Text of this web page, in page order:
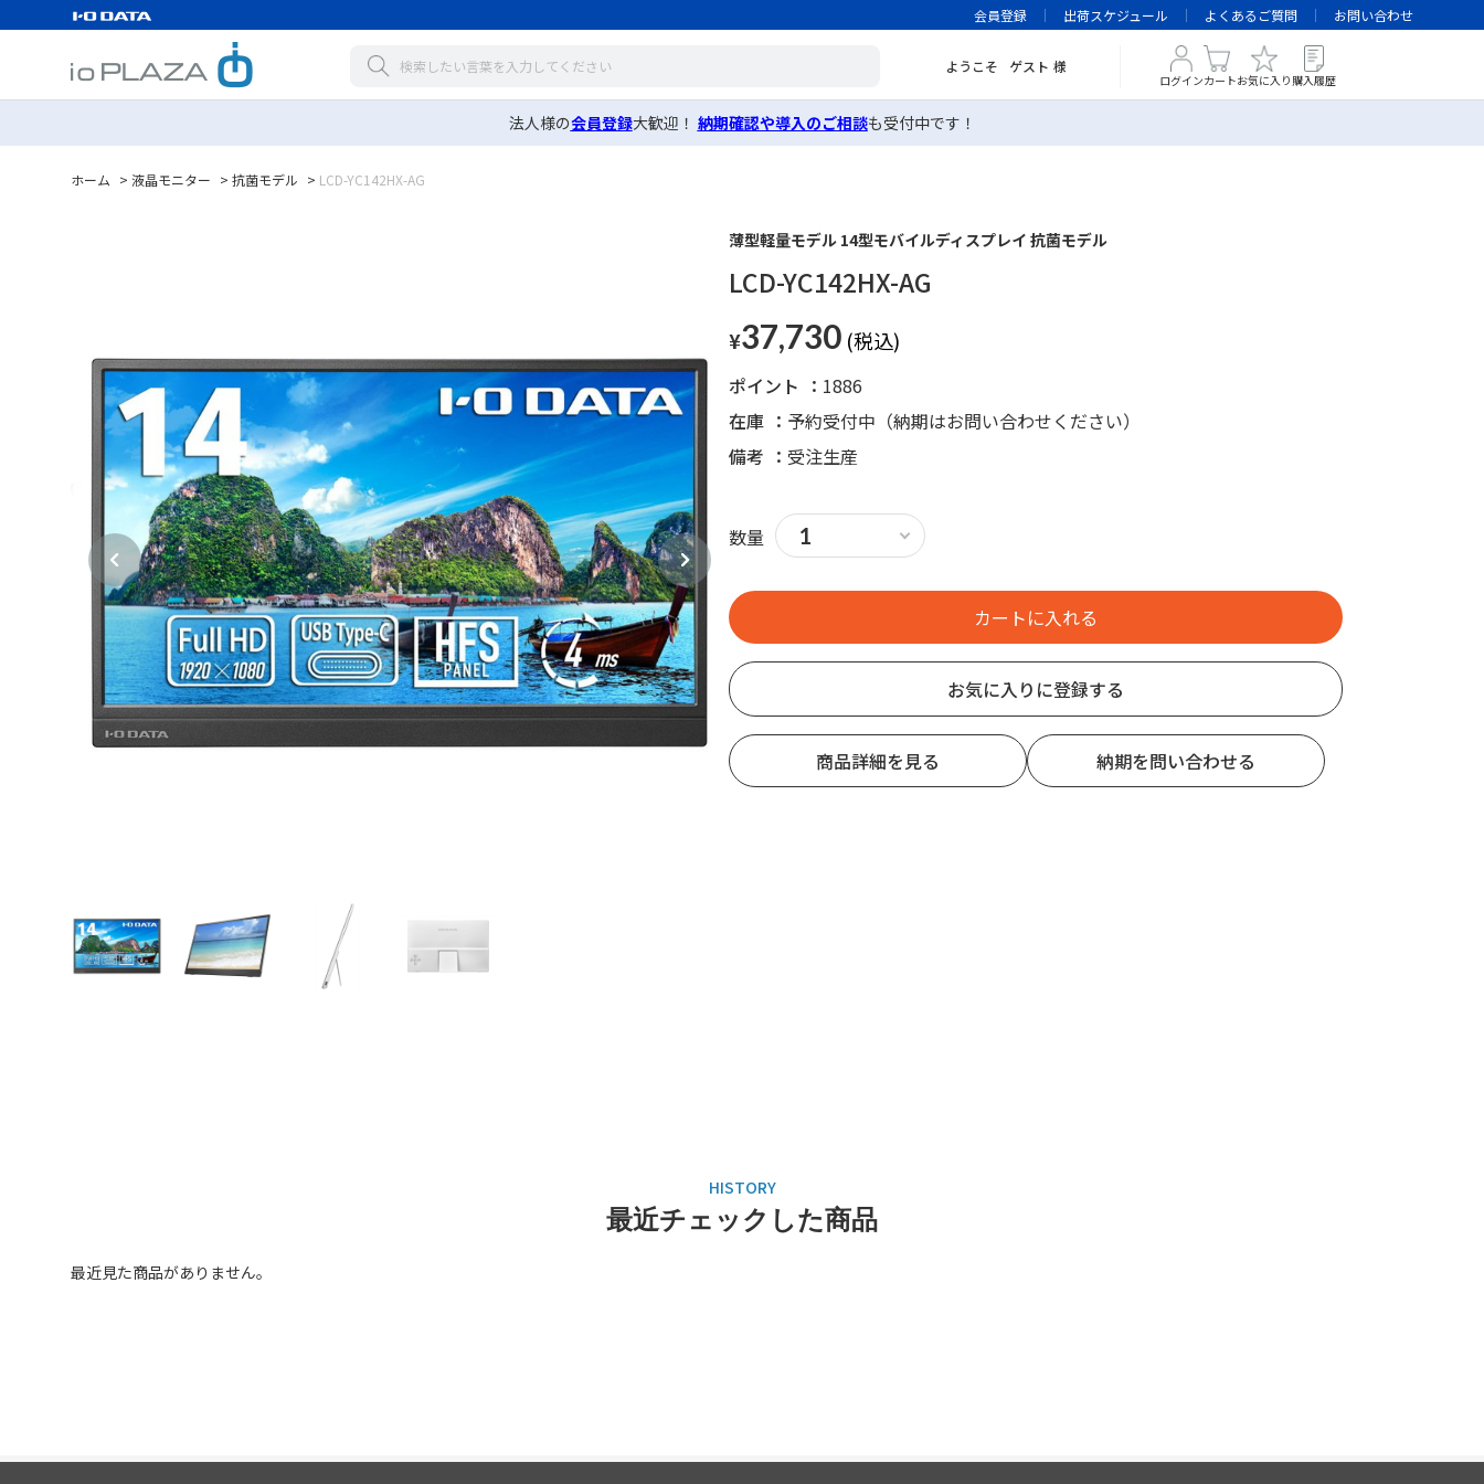
会員登録 出荷スケジュール よくあるご質問 お問い合わせ
ようこそ ゲスト 様
ログインカートお気に入り 購入履歴
法人様の会員登録大歓迎！ 納期確認や導入のご相談も受付中です！
ホーム > 液晶モニター > 抗菌モデル > LCD-YC142HX-AG
薄型軽量モデル 14型モバイルディスプレイ 抗菌モデル
LCD-YC142HX-AG
¥37,730
ポイント
1886
在庫
予約受付中（納期はお問い合わせください）
備考
受注生産
数量
お気に入りに登録する
商品詳細を見る 納期を問い合わせる
最近チェックした商品
最近見た商品がありません。